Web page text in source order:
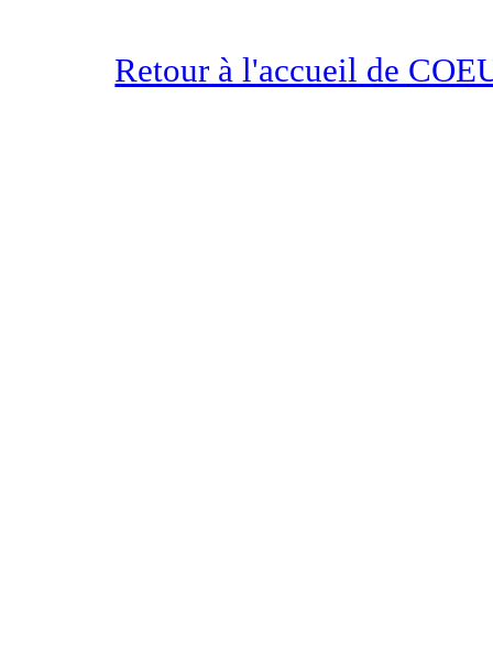
Retour à l'accueil de